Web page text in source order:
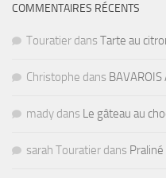
COMMENTAIRES RÉCENTS
Touratier dans Tarte au
Christophe dans BAVAROIS
mady dans Le gâteau au
sarah Touratier dans